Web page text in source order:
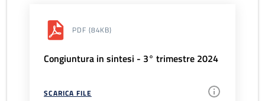
PDF (84KB)
Congiuntura in sintesi - 3° trimestre 2024
SCARICA FILE